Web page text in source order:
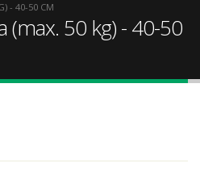
- 40-50 CM
(max. 50 kg) - 40-50